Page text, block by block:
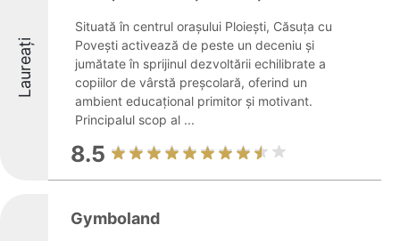
Laureați
Situată în centrul orașului Ploiești, Căsuța cu
Povești activează de peste un deceniu și
jumătate în sprijinul dezvoltării echilibrate a
copiilor de vârstă preșcolară, oferind un
ambient educațional primitor și motivant.
Principalul scop al ...
8.5
Gymboland